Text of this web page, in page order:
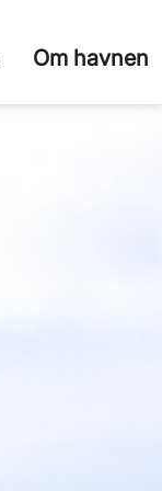
Om havnen